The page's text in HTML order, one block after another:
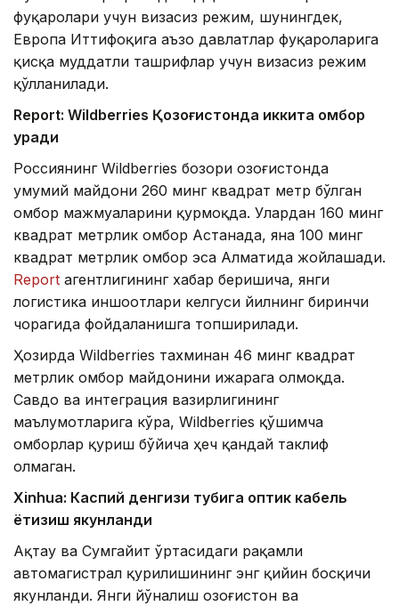
фуқаролари учун визасиз режим, шунингдек,
Европа Иттифоқига аъзо давлатлар фуқароларига
қисқа муддатли ташрифлар учун визасиз режим
қўлланилади.
Report: Wildberries Қозоғистонда иккита омбор
қуради
Россиянинг Wildberries бозори Қозоғистонда
умумий майдони 260 минг квадрат метр бўлган
омбор мажмуаларини қурмоқда. Улардан 160 минг
квадрат метрлик омбор Астанада, яна 100 минг
квадрат метрлик омбор эса Алматида жойлашади.
Report агентлигининг хабар беришича, янги
логистика иншоотлари келгуси йилнинг биринчи
чорагида фойдаланишга топширилади.
Ҳозирда Wildberries тахминан 46 минг квадрат
метрлик омбор майдонини ижарага олмоқда.
Савдо ва интеграция вазирлигининг
маълумотларига кўра, Wildberries қўшимча
омборлар қуриш бўйича ҳеч қандай таклиф
олмаган.
Xinhuа: Каспий денгизи тубига оптик кабель
ётқизиш якунланди
Ақтау ва Сумгайит ўртасидаги рақамли
автомагистрал қурилишининг энг қийин босқичи
якунланди. Янги йўналиш Қозоғистон ва